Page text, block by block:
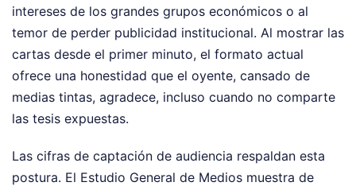
intereses de los grandes grupos económicos o al
temor de perder publicidad institucional. Al mostrar las
cartas desde el primer minuto, el formato actual
ofrece una honestidad que el oyente, cansado de
medias tintas, agradece, incluso cuando no comparte
las tesis expuestas.
Las cifras de captación de audiencia respaldan esta
postura. El Estudio General de Medios muestra de